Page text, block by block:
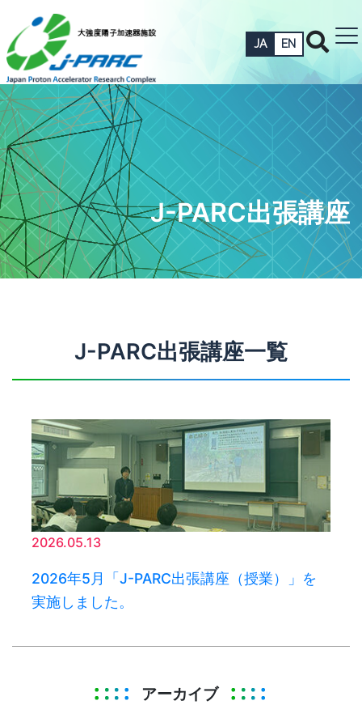
JA EN
J-PARC出張講座
J-PARC出張講座一覧
2026.05.13
2026年5月「J-PARC出張講座（授業）」を
実施しました。
アーカイブ